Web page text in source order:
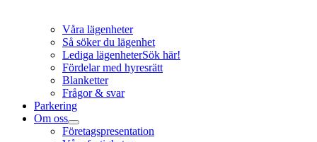
Våra lägenheter
Så söker du lägenhet
Lediga lägenheterSök här!
Fördelar med hyresrätt
Blanketter
Frågor & svar
Parkering
Om oss
Företagspresentation